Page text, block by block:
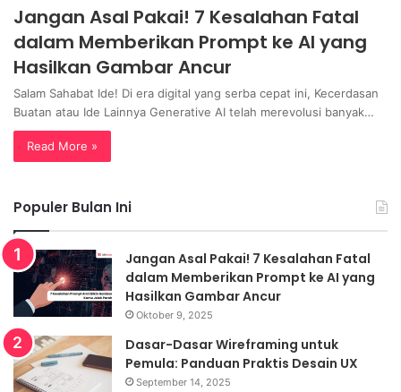
Jangan Asal Pakai! 7 Kesalahan Fatal
dalam Memberikan Prompt ke AI yang
Hasilkan Gambar Ancur
Salam Sahabat Ide! Di era digital yang serba cepat ini, Kecerdasan
Buatan atau Ide Lainnya Generative AI telah merevolusi banyak…
Read More »
Populer Bulan Ini
Jangan Asal Pakai! 7 Kesalahan Fatal
dalam Memberikan Prompt ke AI yang
Hasilkan Gambar Ancur
Oktober 9, 2025
Dasar-Dasar Wireframing untuk
Pemula: Panduan Praktis Desain UX
September 14, 2025